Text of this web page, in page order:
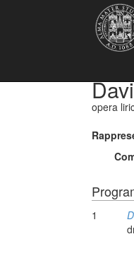
opera
1